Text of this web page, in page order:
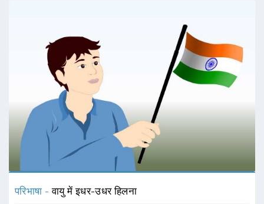
परिभाषा -वायु में इधर-उधर हिलना